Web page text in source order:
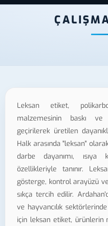
Leksan etiket,
malzemesinin baskı
geçirilerek üretilen
Halk arasında "leksan"
darbe dayanımı,
özellikleriyle tanınır.
gösterge, kontrol arayüzü
sıkça tercih edilir.
ve hayvancılık
için leksan etiket, ürünlerin